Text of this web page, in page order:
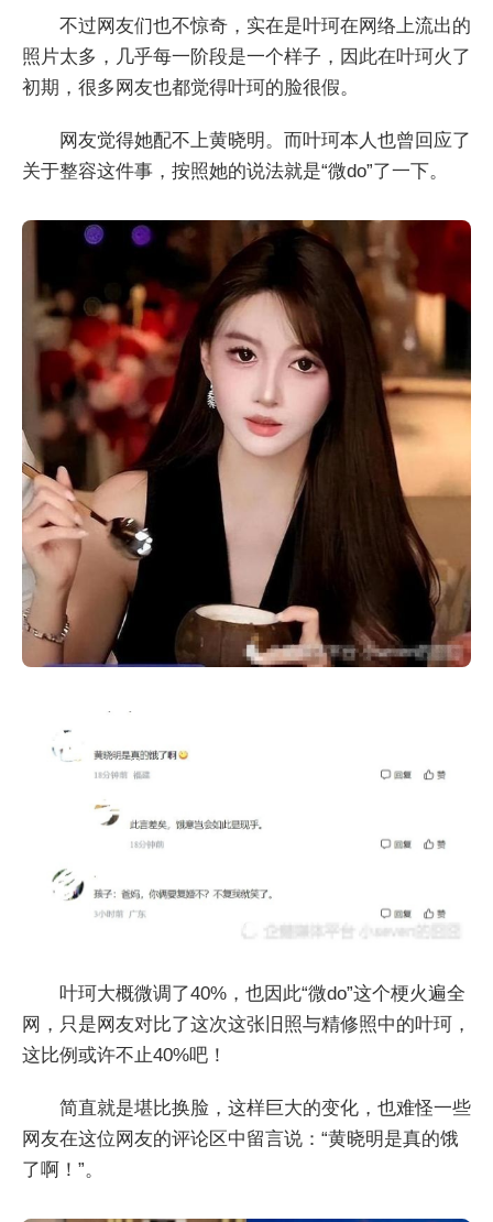
不过网友们也不惊奇，实在是叶珂在网络上流出的
照片太多，几乎每一阶段是一个样子，因此在叶珂火了
初期，很多网友也都觉得叶珂的脸很假。
网友觉得她配不上黄晓明。而叶珂本人也曾回应了
关于整容这件事，按照她的说法就是“微do”了一下。
叶珂大概微调了40%，也因此“微do”这个梗火遍全
网，只是网友对比了这次这张旧照与精修照中的叶珂，
这比例或许不止40%吧！
简直就是堪比换脸，这样巨大的变化，也难怪一些
网友在这位网友的评论区中留言说：“黄晓明是真的饿
了啊！”。